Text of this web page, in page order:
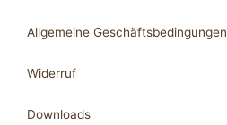
Allgemeine Geschäftsbedingungen
Widerruf
Downloads